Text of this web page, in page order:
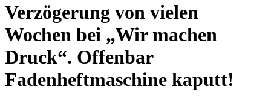
Verzögerung von vielen
Wochen bei „Wir machen
Druck“. Offenbar
Fadenheftmaschine kaputt!